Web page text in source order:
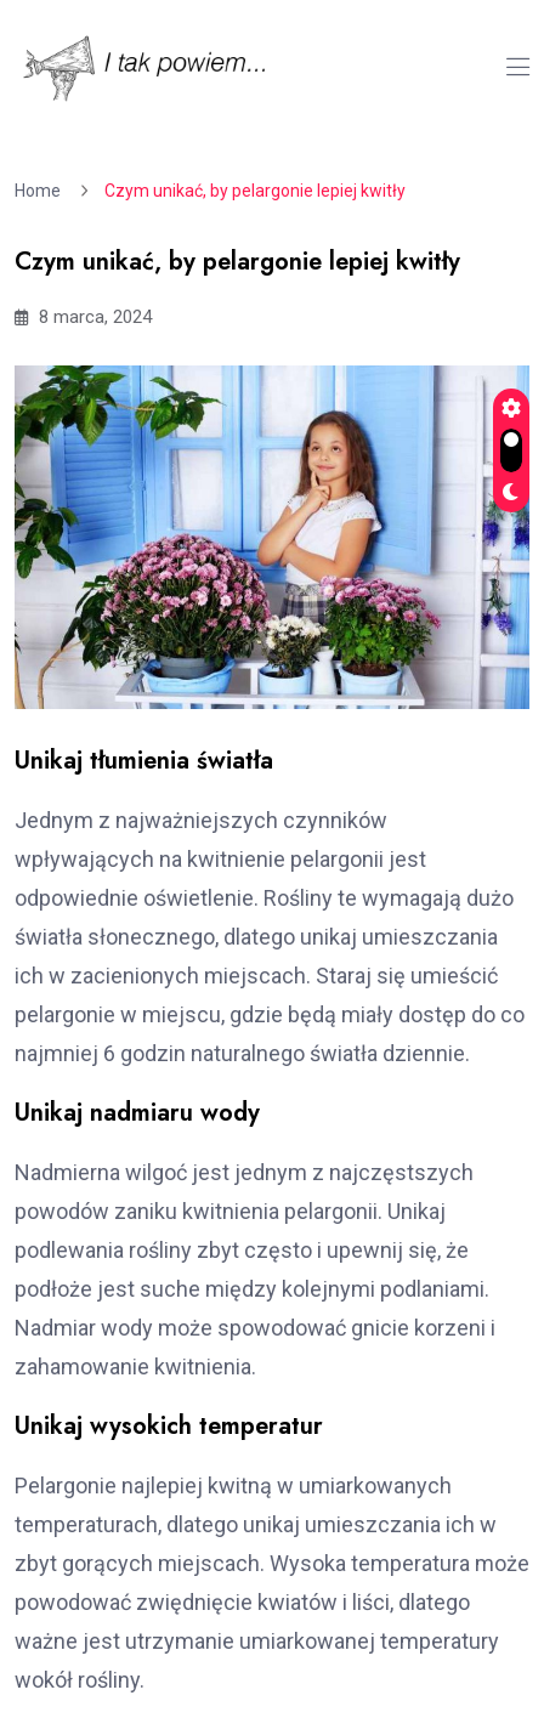
Home Czym unikać, by pelargonie lepiej kwitły
Czym unikać, by pelargonie lepiej kwitły
8 marca, 2024
Unikaj tłumienia światła
Jednym z najważniejszych czynników
wpływających na kwitnienie pelargonii jest
odpowiednie oświetlenie. Rośliny te wymagają dużo
światła słonecznego, dlatego unikaj umieszczania
ich w zacienionych miejscach. Staraj się umieścić
pelargonie w miejscu, gdzie będą miały dostęp do co
najmniej 6 godzin naturalnego światła dziennie.
Unikaj nadmiaru wody
Nadmierna wilgoć jest jednym z najczęstszych
powodów zaniku kwitnienia pelargonii. Unikaj
podlewania rośliny zbyt często i upewnij się, że
podłoże jest suche między kolejnymi podlaniami.
Nadmiar wody może spowodować gnicie korzeni i
zahamowanie kwitnienia.
Unikaj wysokich temperatur
Pelargonie najlepiej kwitną w umiarkowanych
temperaturach, dlatego unikaj umieszczania ich w
zbyt gorących miejscach. Wysoka temperatura może
powodować zwiędnięcie kwiatów i liści, dlatego
ważne jest utrzymanie umiarkowanej temperatury
wokół rośliny.